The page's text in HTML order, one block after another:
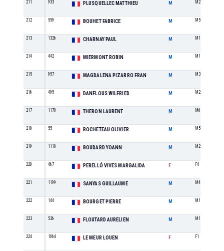
211 933 PLUSQUELLEC MATTHIEU M M2
212 559 BOUHET FABRICE M M5
213 1326 CHARNAY PAUL M M1
214 442 MIERMONT ROBIN M M1
215 957 MAGDALENA PIZARRO FRAN M M3
216 495 DANFLOUS WILFRIED M M2
217 1170 THERON LAURENT M M6
218 55 ROCHETEAU OLIVIER M M5
219 1110 BOUDARD YOANN M M2
220 467 PERELLÓ VIVES MARGALIDA F F4
221 1199 SANYAS GUILLAUME M M4
222 144 BOURGET PIERRE M M1
223 536 FLOUTARD AURELIEN M M1
224 1064 LE MEUR LOUEN F F1